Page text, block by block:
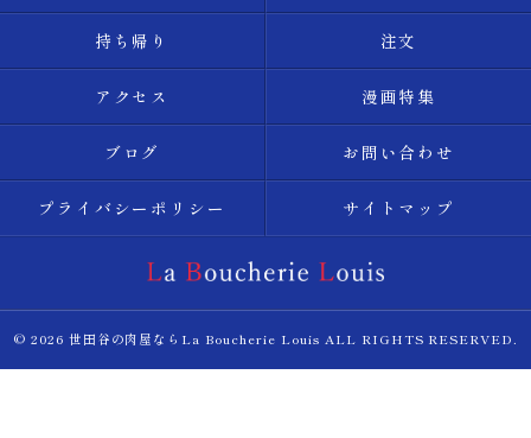
持ち帰り 注文
アクセス 漫画特集
ブログ お問い合わせ
プライバシーポリシー サイトマップ
© 2026 世田谷の肉屋ならLa Boucherie Louis ALL RIGHTS RESERVED.